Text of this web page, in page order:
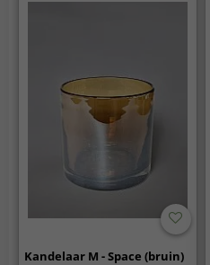
Kandelaar M - Space (bruin)